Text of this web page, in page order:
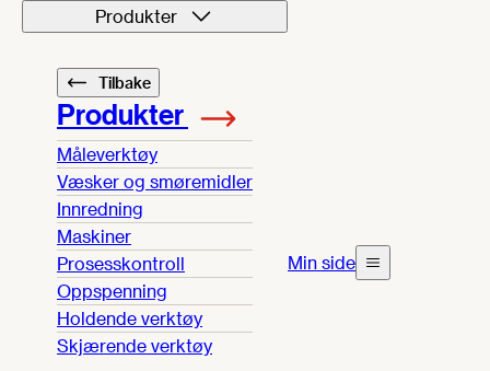
Produkter
Tilbake
Produkter
Måleverktøy
Væsker og smøremidler
Innredning
Maskiner
Prosesskontroll
Oppspenning
Holdende verktøy
Skjærende verktøy
Min side